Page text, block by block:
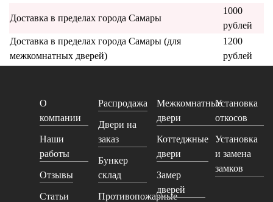
Доставка в пределах города Самары
1000
рублей
Доставка в пределах города Самары (для
межкомнатных дверей)
1200
рублей
О
компании
Наши
работы
Отзывы
Статьи
Распродажа
Двери на
заказ
Бункер
склад
Противопожарные
Межкомнатные
двери
Коттеджные
двери
Замер
дверей
Установка
откосов
Установка
и замена
замков